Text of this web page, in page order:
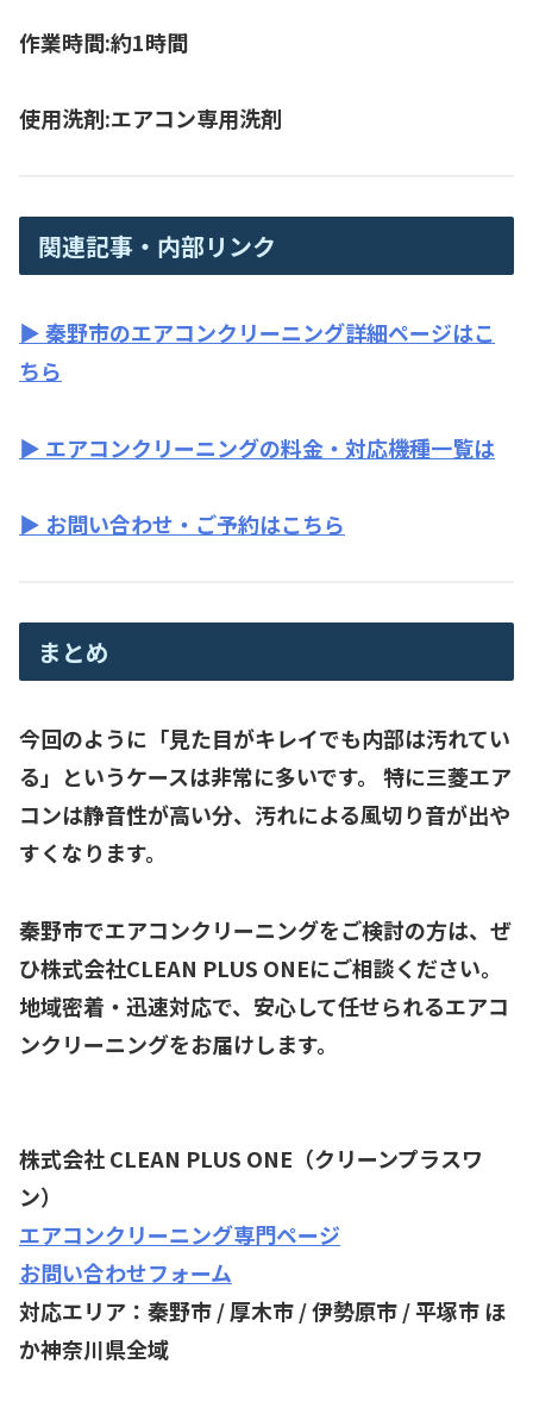
作業時間:約1時間
使用洗剤:エアコン専用洗剤
関連記事・内部リンク
▶︎ 秦野市のエアコンクリーニング詳細ページはこ
ちら
▶︎ エアコンクリーニングの料金・対応機種一覧は
▶︎ お問い合わせ・ご予約はこちら
まとめ
今回のように「見た目がキレイでも内部は汚れてい
る」というケースは非常に多いです。 特に三菱エア
コンは静音性が高い分、汚れによる風切り音が出や
すくなります。
秦野市でエアコンクリーニングをご検討の方は、ぜ
ひ株式会社CLEAN PLUS ONEにご相談ください。
地域密着・迅速対応で、安心して任せられるエアコ
ンクリーニングをお届けします。
株式会社 CLEAN PLUS ONE（クリーンプラスワ
ン）
エアコンクリーニング専門ページ
お問い合わせフォーム
対応エリア：秦野市 / 厚木市 / 伊勢原市 / 平塚市 ほ
か神奈川県全域